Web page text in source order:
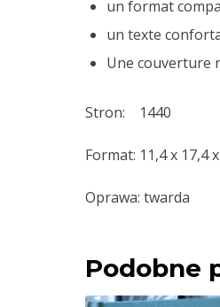
un format
un texte
Une couverture
Stron: 1440
Format: 11,4 x 17,4
Oprawa: twarda
Podobne